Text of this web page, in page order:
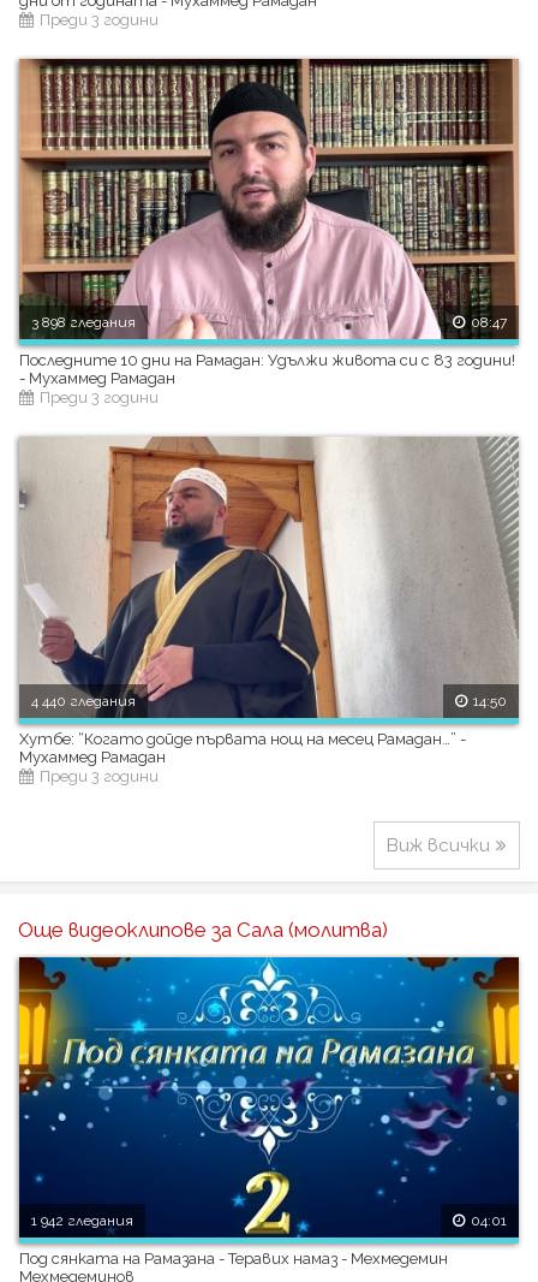
Преди 3 години
3 898 гледания 08:47
Последните 10 дни на Рамадан: Удължи живота си с 83 години!
- Мухаммед Рамадан
Преди 3 години
4 440 гледания 14:50
Хутбе: “Когато дойде първата нощ на месец Рамадан…” -
Мухаммед Рамадан
Преди 3 години
Виж всички
Още видеоклипове за Сала (молитва)
1 942 гледания 04:01
Под сянката на Рамазана - Теравих намаз - Мехмедемин
Мехмедеминов